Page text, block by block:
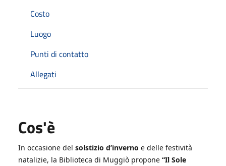
Costo
Luogo
Punti di contatto
Allegati
Cos'è
In occasione del solstizio d’inverno e delle festività
natalizie, la Biblioteca di Muggiò propone “Il Sole